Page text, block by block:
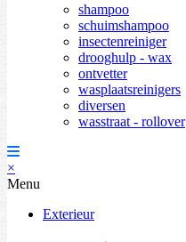
shampoo
schuimshampoo
insectenreiniger
drooghulp - wax
ontvetter
wasplaatsreinigers
diversen
wasstraat - rollover
×
Menu
Exterieur